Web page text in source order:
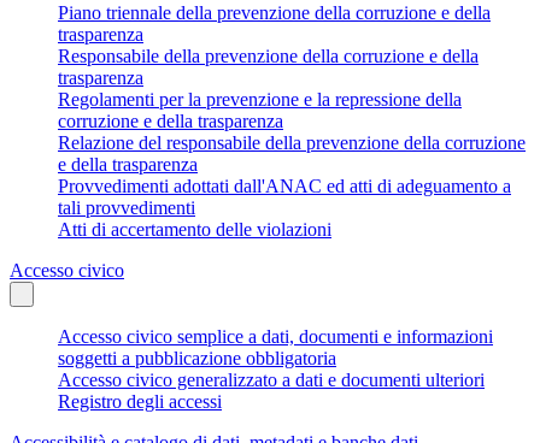
Piano triennale della prevenzione della corruzione e della
trasparenza
Responsabile della prevenzione della corruzione e della
trasparenza
Regolamenti per la prevenzione e la repressione della
corruzione e della trasparenza
Relazione del responsabile della prevenzione della corruzione
e della trasparenza
Provvedimenti adottati dall'ANAC ed atti di adeguamento a
tali provvedimenti
Atti di accertamento delle violazioni
Accesso civico
Accesso civico semplice a dati, documenti e informazioni
soggetti a pubblicazione obbligatoria
Accesso civico generalizzato a dati e documenti ulteriori
Registro degli accessi